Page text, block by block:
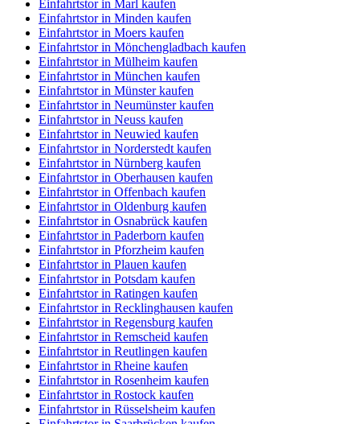
Einfahrtstor in Marl kaufen
Einfahrtstor in Minden kaufen
Einfahrtstor in Moers kaufen
Einfahrtstor in Mönchengladbach kaufen
Einfahrtstor in Mülheim kaufen
Einfahrtstor in München kaufen
Einfahrtstor in Münster kaufen
Einfahrtstor in Neumünster kaufen
Einfahrtstor in Neuss kaufen
Einfahrtstor in Neuwied kaufen
Einfahrtstor in Norderstedt kaufen
Einfahrtstor in Nürnberg kaufen
Einfahrtstor in Oberhausen kaufen
Einfahrtstor in Offenbach kaufen
Einfahrtstor in Oldenburg kaufen
Einfahrtstor in Osnabrück kaufen
Einfahrtstor in Paderborn kaufen
Einfahrtstor in Pforzheim kaufen
Einfahrtstor in Plauen kaufen
Einfahrtstor in Potsdam kaufen
Einfahrtstor in Ratingen kaufen
Einfahrtstor in Recklinghausen kaufen
Einfahrtstor in Regensburg kaufen
Einfahrtstor in Remscheid kaufen
Einfahrtstor in Reutlingen kaufen
Einfahrtstor in Rheine kaufen
Einfahrtstor in Rosenheim kaufen
Einfahrtstor in Rostock kaufen
Einfahrtstor in Rüsselsheim kaufen